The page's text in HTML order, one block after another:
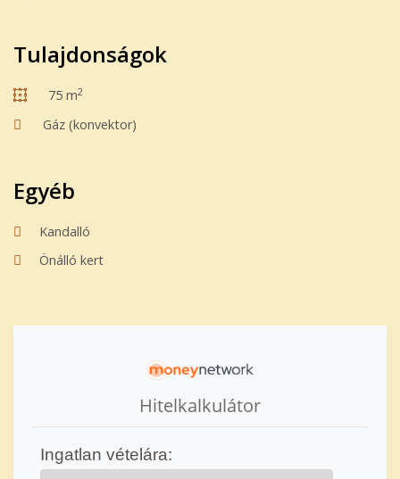
Tulajdonságok
75 m2
Gáz (konvektor)
Egyéb
Kandalló
Önálló kert